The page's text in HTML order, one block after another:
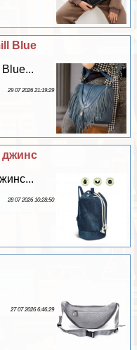
Blue
29 07 2026 21:19:29
джинс
28 07 2026 10:28:50
27 07 2026 6:46:29